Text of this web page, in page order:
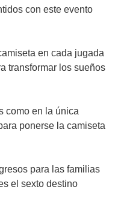
con este evento
en cada jugada
transformar los sueños
como en la única
ponerse la camiseta
para las familias
el sexto destino